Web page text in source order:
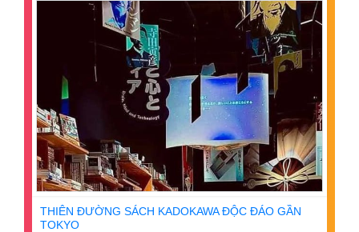
THIÊN ĐƯỜNG SÁCH KADOKAWA ĐỘC ĐÁO GẦN
TOKYO